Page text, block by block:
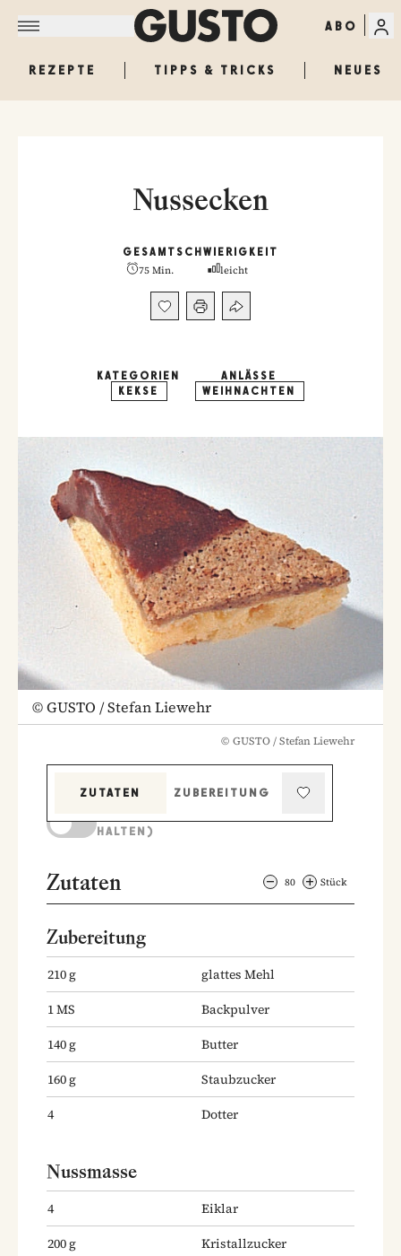
ABO
REZEPTE TIPPS & TRICKS NEUES
Nussecken
GESAMT
75 Min.
SCHWIERIGKEIT
leicht
KATEGORIEN
KEKSE
ANLÄSSE
WEIHNACHTEN
©GUSTO / Stefan Liewehr
© GUSTO / Stefan Liewehr
ZUTATEN
ZUBEREITUNG
HALTEN)
Zutaten 80 Stück
Zubereitung
210g
glattes Mehl
1MS
Backpulver
140g
Butter
160g
Staubzucker
4
Dotter
Nussmasse
4
Eiklar
200g
Kristallzucker